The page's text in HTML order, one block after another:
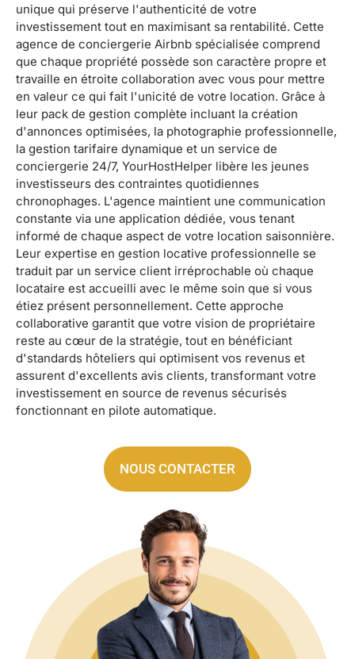
unique qui préserve l'authenticité de votre
investissement tout en maximisant sa rentabilité. Cette
agence de conciergerie Airbnb spécialisée comprend
que chaque propriété possède son caractère propre et
travaille en étroite collaboration avec vous pour mettre
en valeur ce qui fait l'unicité de votre location. Grâce à
leur pack de gestion complète incluant la création
d'annonces optimisées, la photographie professionnelle,
la gestion tarifaire dynamique et un service de
conciergerie 24/7, YourHostHelper libère les jeunes
investisseurs des contraintes quotidiennes
chronophages. L'agence maintient une communication
constante via une application dédiée, vous tenant
informé de chaque aspect de votre location saisonnière.
Leur expertise en gestion locative professionnelle se
traduit par un service client irréprochable où chaque
locataire est accueilli avec le même soin que si vous
étiez présent personnellement. Cette approche
collaborative garantit que votre vision de propriétaire
reste au cœur de la stratégie, tout en bénéficiant
d'standards hôteliers qui optimisent vos revenus et
assurent d'excellents avis clients, transformant votre
investissement en source de revenus sécurisés
fonctionnant en pilote automatique.
NOUS CONTACTER